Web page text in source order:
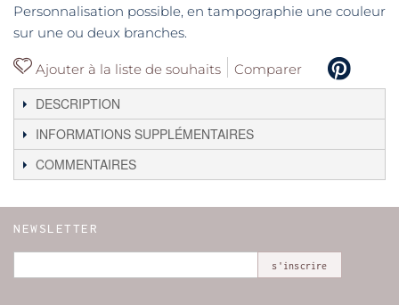
Personnalisation possible, en tampographie une couleur
sur une ou deux branches.
Ajouter à la liste de souhaits Comparer
DESCRIPTION
INFORMATIONS SUPPLÉMENTAIRES
COMMENTAIRES
NEWSLETTER
s'inscrire